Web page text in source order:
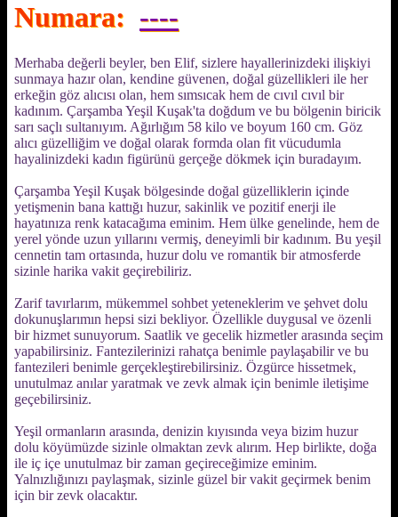
Numara: ----
Merhaba değerli beyler, ben Elif, sizlere hayallerinizdeki ilişkiyi
sunmaya hazır olan, kendine güvenen, doğal güzellikleri ile her
erkeğin göz alıcısı olan, hem sımsıcak hem de cıvıl cıvıl bir
kadınım. Çarşamba Yeşil Kuşak'ta doğdum ve bu bölgenin biricik
sarı saçlı sultanıyım. Ağırlığım 58 kilo ve boyum 160 cm. Göz
alıcı güzelliğim ve doğal olarak formda olan fit vücudumla
hayalinizdeki kadın figürünü gerçeğe dökmek için buradayım.
Çarşamba Yeşil Kuşak bölgesinde doğal güzelliklerin içinde
yetişmenin bana kattığı huzur, sakinlik ve pozitif enerji ile
hayatınıza renk katacağıma eminim. Hem ülke genelinde, hem de
yerel yönde uzun yıllarını vermiş, deneyimli bir kadınım. Bu yeşil
cennetin tam ortasında, huzur dolu ve romantik bir atmosferde
sizinle harika vakit geçirebiliriz.
Zarif tavırlarım, mükemmel sohbet yeteneklerim ve şehvet dolu
dokunuşlarımın hepsi sizi bekliyor. Özellikle duygusal ve özenli
bir hizmet sunuyorum. Saatlik ve gecelik hizmetler arasında seçim
yapabilirsiniz. Fantezilerinizi rahatça benimle paylaşabilir ve bu
fantezileri benimle gerçekleştirebilirsiniz. Özgürce hissetmek,
unutulmaz anılar yaratmak ve zevk almak için benimle iletişime
geçebilirsiniz.
Yeşil ormanların arasında, denizin kıyısında veya bizim huzur
dolu köyümüzde sizinle olmaktan zevk alırım. Hep birlikte, doğa
ile iç içe unutulmaz bir zaman geçireceğimize eminim.
Yalnızlığınızı paylaşmak, sizinle güzel bir vakit geçirmek benim
için bir zevk olacaktır.